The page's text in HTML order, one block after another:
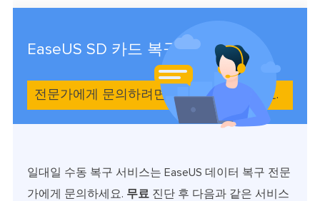
EaseUS SD 카드 복구 서비스
전문가에게 문의하려면 여기를 클릭하세요.
일대일 수동 복구 서비스는 EaseUS 데이터 복구 전문
가에게 문의하세요. 무료진단 후 다음과 같은 서비스